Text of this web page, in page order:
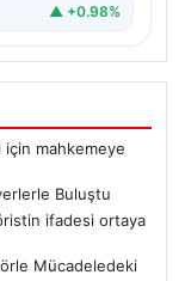
▲ +0.98%
için mahkemeye
Buluştu
ifadesi ortaya
Mücadeledeki